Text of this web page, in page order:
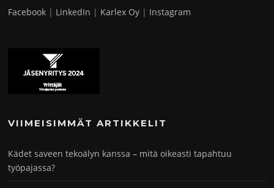
Facebook | LinkedIn | Karlex Oy | Instagram
VIIMEISIMMÄT ARTIKKELIT
Kädet saveen tekoälyn kanssa – mitä oikeasti tapahtuu
työpajassa?